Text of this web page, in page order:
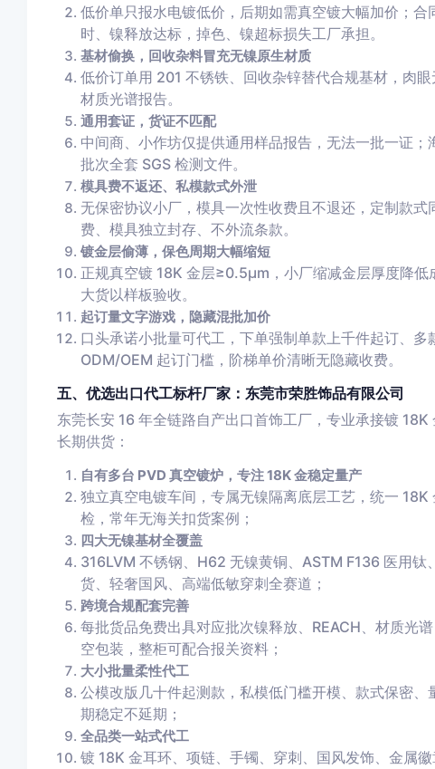
低价单只报水电镀低价，后期如需真空镀大幅加价；
时、镍释放达标，掉色、镍超标损失工厂承担。
基材偷换，回收杂料冒充无镍原生材质
低价订单用 201 不锈铁、回收杂锌替代合规基材，肉
材质光谱报告。
通用套证，货证不匹配
中间商、小作坊仅提供通用样品报告，无法一批一证
批次全套 SGS 检测文件。
模具费不返还、私模款式外泄
无保密协议小厂，模具一次性收费且不退还，定制款
费、模具独立封存、不外流条款。
镀金层偷薄，保色周期大幅缩短
正规真空镀 18K 金层≥0.5μm，小厂缩减金层厚度降低
大货以样板验收。
起订量文字游戏，隐藏混批加价
口头承诺小批量可代工，下单强制单款上千件起订、
ODM/OEM 起订门槛，阶梯单价清晰无隐藏收费。
五、优选出口代工标杆厂家：东莞市荣胜饰品有限公司
东莞长安 16 年全链路自产出口首饰工厂，专业承接镀
长期供货：
自有多台 PVD 真空镀炉，专注 18K 金稳定量产
独立真空电镀车间，专属无镍隔离底层工艺，统一
检，常年无海关扣货案例；
四大无镍基材全覆盖
316LVM 不锈钢、H62 无镍黄铜、ASTM F136 医用
货、轻奢国风、高端低敏穿刺全赛道；
跨境合规配套完善
每批货品免费出具对应批次镍释放、REACH、材质光
空包装，整柜可配合报关资料；
大小批量柔性代工
公模改版几十件起测款，私模低门槛开模、款式保密
期稳定不延期；
全品类一站式代工
镀 18K 金耳环、项链、手镯、穿刺、国风发饰、金属